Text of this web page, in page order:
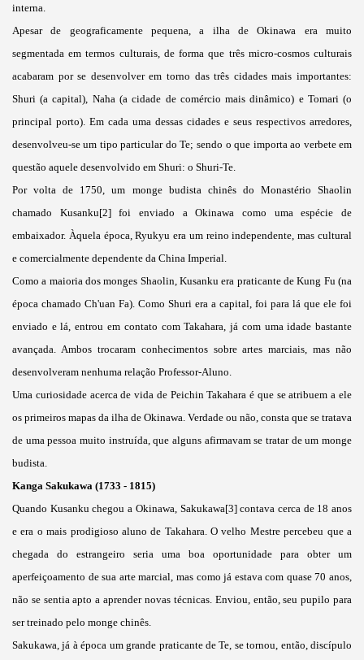
interna.
Apesar de geograficamente pequena, a ilha de Okinawa era muito
segmentada em termos culturais, de forma que três micro-cosmos culturais
acabaram por se desenvolver em torno das três cidades mais importantes:
Shuri (a capital), Naha (a cidade de comércio mais dinâmico) e Tomari (o
principal porto). Em cada uma dessas cidades e seus respectivos arredores,
desenvolveu-se um tipo particular do Te; sendo o que importa ao verbete em
questão aquele desenvolvido em Shuri: o Shuri-Te.
Por volta de 1750, um monge budista chinês do Monastério Shaolin
chamado Kusanku[2] foi enviado a Okinawa como uma espécie de
embaixador. Àquela época, Ryukyu era um reino independente, mas cultural
e comercialmente dependente da China Imperial.
Como a maioria dos monges Shaolin, Kusanku era praticante de Kung Fu (na
época chamado Ch'uan Fa). Como Shuri era a capital, foi para lá que ele foi
enviado e lá, entrou em contato com Takahara, já com uma idade bastante
avançada. Ambos trocaram conhecimentos sobre artes marciais, mas não
desenvolveram nenhuma relação Professor-Aluno.
Uma curiosidade acerca de vida de Peichin Takahara é que se atribuem a ele
os primeiros mapas da ilha de Okinawa. Verdade ou não, consta que se tratava
de uma pessoa muito instruída, que alguns afirmavam se tratar de um monge
budista.
Kanga Sakukawa (1733 - 1815)
Quando Kusanku chegou a Okinawa, Sakukawa[3] contava cerca de 18 anos
e era o mais prodigioso aluno de Takahara. O velho Mestre percebeu que a
chegada do estrangeiro seria uma boa oportunidade para obter um
aperfeiçoamento de sua arte marcial, mas como já estava com quase 70 anos,
não se sentia apto a aprender novas técnicas. Enviou, então, seu pupilo para
ser treinado pelo monge chinês.
Sakukawa, já à época um grande praticante de Te, se tornou, então, discípulo